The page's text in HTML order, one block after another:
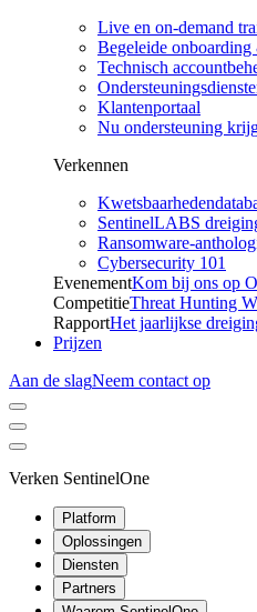
Live en on-demand
Begeleide
Technisch
Klantenportaal
Nu ondersteuning
Verkennen
SentinelLABS
Ransomware-
Cybersecurity 101
EvenementKom bij ons op
CompetitieThreat Hunting
RapportHet jaarlijkse
Prijzen
Aan de slagNeem contact op
Verken SentinelOne
Platform
Oplossingen
Diensten
Partners